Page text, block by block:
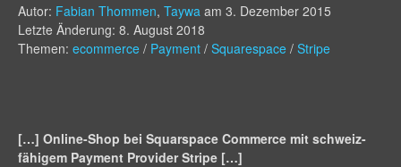
Autor: Fabian Thommen, Taywa am 3. Dezember 2015
Letzte Änderung: 8. August 2018
Themen: ecommerce / Payment / Squarespace / Stripe
[…] Online-Shop bei Squarspace Commerce mit schweiz-
fähigem Payment Provider Stripe […]